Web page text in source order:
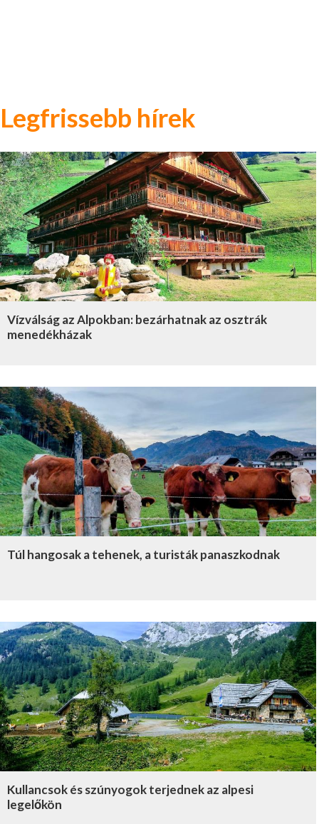
Legfrissebb hírek
Vízválság az Alpokban: bezárhatnak az osztrák
menedékházak
Túl hangosak a tehenek, a turisták panaszkodnak
Kullancsok és szúnyogok terjednek az alpesi
legelőkön